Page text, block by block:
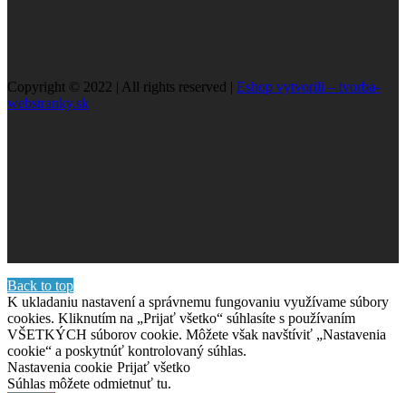
Copyright © 2022 | All rights reserved | Eshop vytvorili – tvorba-
webstranky.sk
Back to top
K ukladaniu nastavení a správnemu fungovaniu využívame súbory
cookies. Kliknutím na „Prijať všetko“ súhlasíte s používaním
VŠETKÝCH súborov cookie. Môžete však navštíviť „Nastavenia
cookie“ a poskytnúť kontrolovaný súhlas.
Nastavenia cookie Prijať všetko
Súhlas môžete odmietnuť tu.